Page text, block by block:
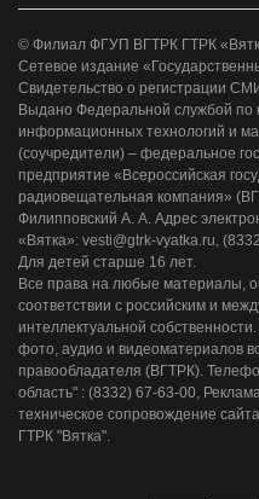
© Филиал ФГУП ВГТРК ГТРК
Сетевое издание
Свидетельство о регистрации
Выдано Федеральной службой по
информационных технологий и
(соучредители) – федеральное
предприятие «Всероссийская
радиовещательная компания»
Филипповский А. А. Адрес
«Вятка»: vesti@gtrk-vyatka.ru,
Для детей старше 16 лет.
Все права на любые материалы,
соответствии с российским и
интеллектуальной
фото, аудио и видеоматериалов
правообладателя (ВГТРК).
область" : (8332) 67-63-00,
техническое сопровождение
ГТРК "Вятка".